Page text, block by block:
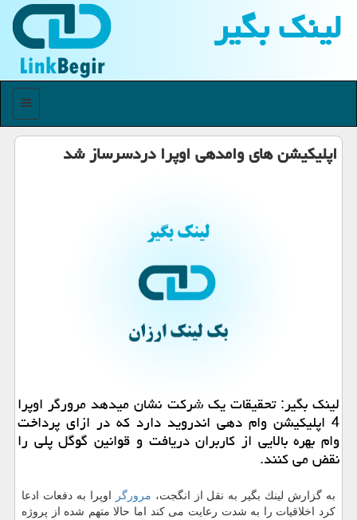
لینك بگیر
منو
اپلیكیشن های وامدهی اوپرا دردسرساز شد
لینك بگیر: تحقیقات یك شركت نشان میدهد مرورگر اوپرا
4 اپلیكیشن وام دهی اندروید دارد كه در ازای پرداخت
وام بهره بالایی از كاربران دریافت و قوانین گوگل پلی را
نقض می كنند.
به گزارش لینك بگیر به نقل از انگجت، مرورگر
اوپرا به دفعات ادعا
كرد اخلاقیات را به شدت رعایت می كند اما حالا متهم شده از پروژه